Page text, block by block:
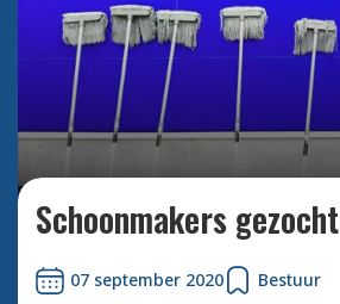
Schoonmakers gezocht
07 september 2020 Bestuur